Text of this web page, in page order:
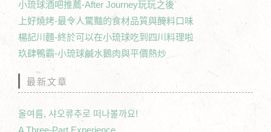
小琉球酒吧推薦-After Journey玩玩之後
上好燒烤-最令人驚豔的食材品質與醃料口味
楊記川麵-終於可以在小琉球吃到四川料理啦
玖肆鴨霸-小琉球鹹水鵝肉與平價熱炒
最新文章
올여름, 샤오류추로 떠나볼까요!
A Three-Part Experience